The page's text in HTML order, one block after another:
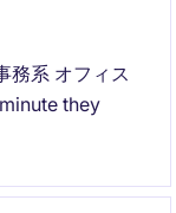
務系 オフィス
they